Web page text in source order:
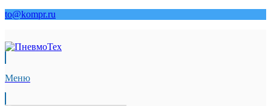
to@kompr.ru
Меню